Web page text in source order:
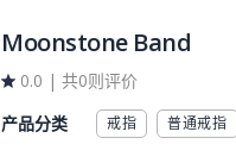
Moonstone Band
0.0 | 共0则评价
产品分类
戒指 普通戒指